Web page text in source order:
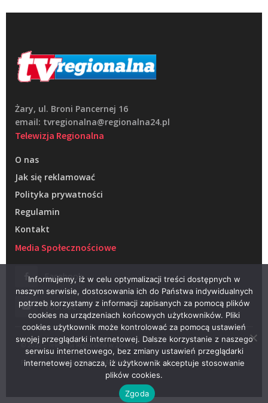
Żary, ul. Broni Pancernej 16
email: tvregionalna@regionalna24.pl
Telewizja Regionalna
O nas
Jak się reklamować
Polityka prywatności
Regulamin
Kontakt
Media Społecznościowe
Facebook
Youtube
© 2022 – Telewizja Regionalna w Żarach
Projektowanie stron WWW –RAGACOM
Informujemy, iż w celu optymalizacji treści dostępnych w
naszym serwisie, dostosowania ich do Państwa indywidualnych
potrzeb korzystamy z informacji zapisanych za pomocą plików
cookies na urządzeniach końcowych użytkowników. Pliki
cookies użytkownik może kontrolować za pomocą ustawień
swojej przeglądarki internetowej. Dalsze korzystanie z naszego
serwisu internetowego, bez zmiany ustawień przeglądarki
internetowej oznacza, iż użytkownik akceptuje stosowanie
plików cookies.
Zgoda